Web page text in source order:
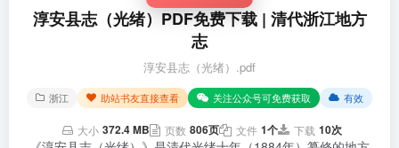
淳安县志（光绪）PDF免费下载 | 清代浙江地方
志
淳安县志（光绪）.pdf
浙江 助站书友直接查看 关注公众号可免费获取 有效
大小 372.4 MB 页数 806页 文件 1个 下载 10次